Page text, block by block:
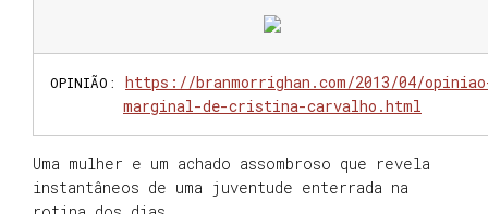
OPINIÃO : https://branmorrighan.com/2013/04/
marginal-de-cristina-carvalho.html
Uma mulher e um achado assombroso que revela
instantâneos de uma juventude enterrada na